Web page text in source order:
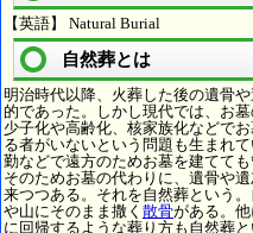
【英語】 Natural Burial
自然葬とは
明治時代以降、火葬した後の遺骨
的であった。しかし現代では、お
少子化や高齢化、核家族化などで
る者がいないという問題も生まれ
勤などで遠方のためお墓を建てて
そのためお墓の代わりに、遺骨や
来つつある。それを自然葬という
や山にそのまま撒く 散骨がある。他
に回帰するような葬り方も自然葬と